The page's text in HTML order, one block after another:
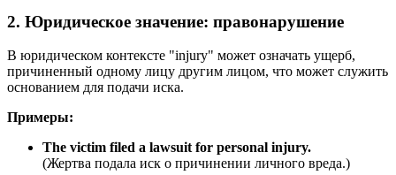
2. Юридическое значение: правонарушение
В юридическом контексте "injury" может означать ущерб,
причиненный одному лицу другим лицом, что может служить
основанием для подачи иска.
Примеры:
The victim filed a lawsuit for personal injury.
(Жертва подала иск о причинении личного вреда.)